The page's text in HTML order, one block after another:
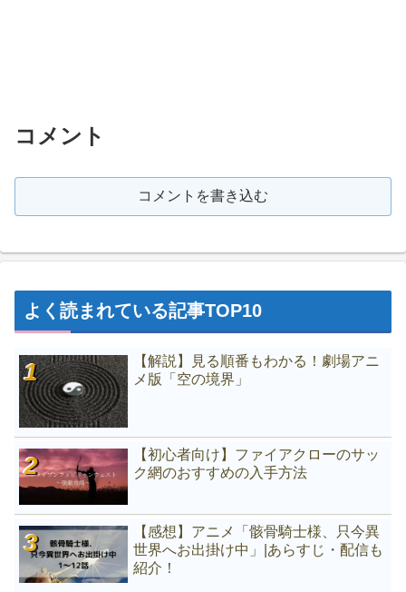
コメント
コメントを書き込む
よく読まれている記事TOP10
【解説】見る順番もわかる！劇場アニ
メ版「空の境界」
【初心者向け】ファイアクローのサッ
ク網のおすすめの入手方法
【感想】アニメ「骸骨騎士様、只今異
世界へお出掛け中」|あらすじ・配信も
紹介！